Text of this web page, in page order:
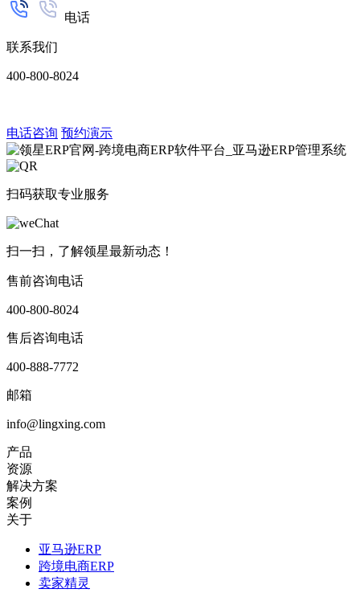
电话
联系我们
400-800-8024
电话咨询 预约演示
扫码获取专业服务
扫一扫，了解领星最新动态！
售前咨询电话
400-800-8024
售后咨询电话
400-888-7772
邮箱
info@lingxing.com
产品
资源
解决方案
案例
关于
亚马逊ERP
跨境电商ERP
卖家精灵